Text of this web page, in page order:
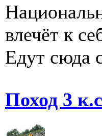
влечёт к
Едут сюда
Поход 3